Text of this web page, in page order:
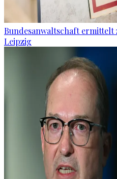
Bundesanwaltschaft
Leipzig